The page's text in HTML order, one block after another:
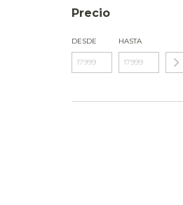
Precio
DESDE HASTA